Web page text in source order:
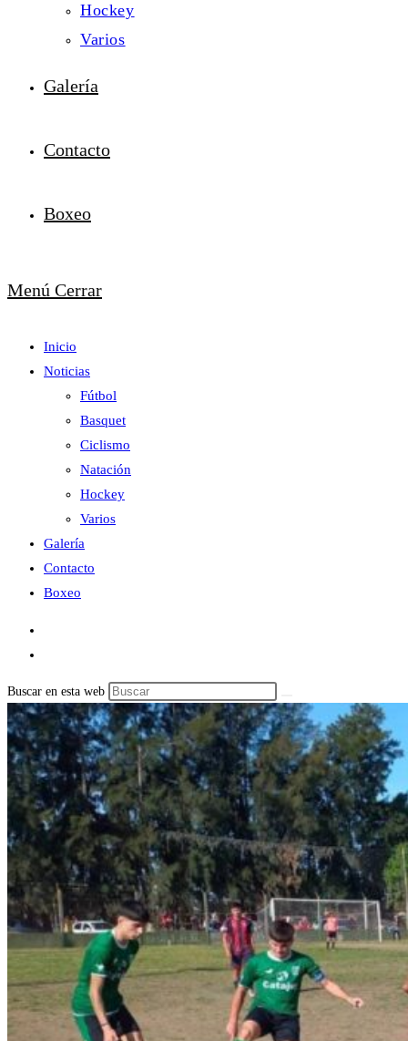
Hockey
Varios
Galería
Contacto
Boxeo
Menú Cerrar
Inicio
Noticias
Fútbol
Basquet
Ciclismo
Natación
Hockey
Varios
Galería
Contacto
Boxeo
Buscar en esta web